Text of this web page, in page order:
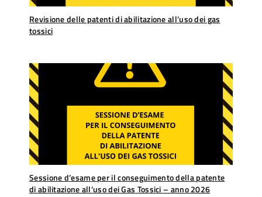
Revisione delle patenti di abilitazione all’uso dei gas
tossici
Sessione d’esame per il conseguimento della patente
di abilitazione all’uso dei Gas Tossici – anno 2026